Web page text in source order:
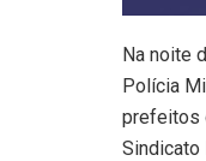
Na noite
Polícia
prefeitos
Sindicato